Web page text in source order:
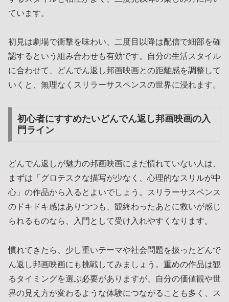
ています。
初見は劇場で衝撃を味わい、二度目以降は配信で細部を確
認するという組み合わせも有効です。自分の生活スタイル
に合わせて、どんでん返し邦画映画との距離感を調整して
いくと、無理なくスリラーサスペンスの世界に浸れます。
初心者にすすめたいどんでん返し邦画映画の入
門ライン
どんでん返しが魅力の邦画映画にまだ慣れていない人は、
まずは「グロテスクな描写が少なく、心理的なスリルが中
心」の作品から入るとよいでしょう。スリラーサスペンス
のドキドキ感はありつつも、観終わったあとに救いが感じ
られるものなら、入門として受け入れやすくなります。
慣れてきたら、少し重いテーマや社会問題を扱ったどんで
ん返し邦画映画にも挑戦してみましょう。重めの作品は観
るタイミングを選ぶ必要がありますが、自分の価値観や世
界の見え方が変わるような体験につながることも多く、ス